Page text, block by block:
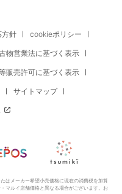
方針 cookieポリシー
物営業法に基づく表示
販売許可に基づく表示
サイトマップ
はメーカー希望小売価格に現在の消費税を加算
マルイ店舗価格と異なる場合がございます。お